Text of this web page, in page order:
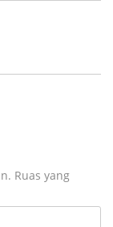
Ruas yang